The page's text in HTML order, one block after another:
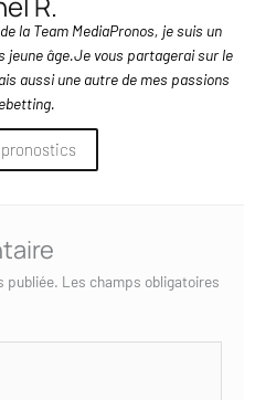
la Team MediaPronos, je suis un
jeune âge.Je vous partagerai sur le
aussi une autre de mes passions
publiée. Les champs obligatoires